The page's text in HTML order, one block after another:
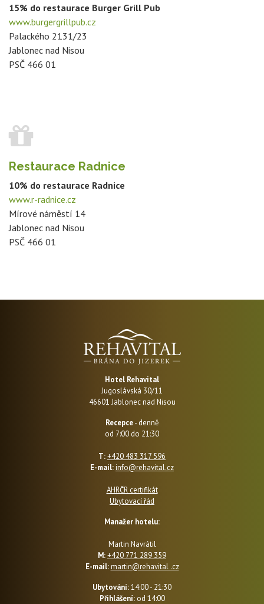
15% do restaurace Burger Grill Pub
www.burgergrillpub.cz
Palackého 2131/23
Jablonec nad Nisou
PSČ 466 01
Restaurace Radnice
10% do restaurace Radnice
www.r-radnice.cz
Mírové náměstí 14
Jablonec nad Nisou
PSČ 466 01
Hotel Rehavital
Jugoslávská 30/11
46601 Jablonec nad Nisou
Recepce- denně
od 7:00 do 21:30
T:+420 483 317 596
E-mail:info@rehavital.cz
AHRČR certifikát
Ubytovací řád
Manažer hotelu:
Martin Navrátil
M:+420 771 289 359
E-mail: martin@rehavital .cz
Ubytování:14:00 - 21:30
Přihlášení:od 14:00